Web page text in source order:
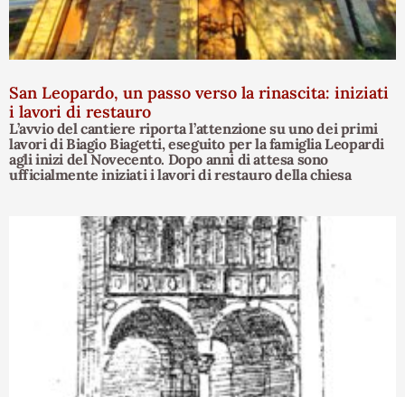
San Leopardo, un passo verso la rinascita: iniziati
i lavori di restauro
L’avvio del cantiere riporta l’attenzione su uno dei primi
lavori di Biagio Biagetti, eseguito per la famiglia Leopardi
agli inizi del Novecento. Dopo anni di attesa sono
ufficialmente iniziati i lavori di restauro della chiesa